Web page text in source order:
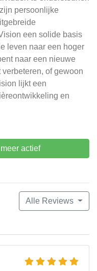
persoonlijke
een solide basis
leven naar een hoger
naar een nieuwe
of gewoon
lijkt een
en
actief
Alle Reviews